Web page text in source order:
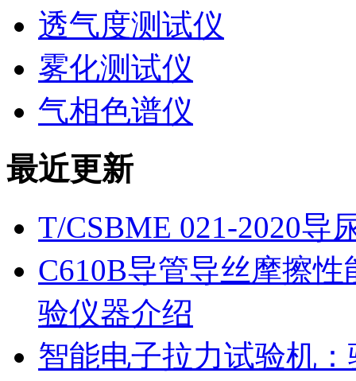
透气度测试仪
雾化测试仪
气相色谱仪
最近更新
T/CSBME 021-2020导
C610B导管导丝摩擦
验仪器介绍
智能电子拉力试验机